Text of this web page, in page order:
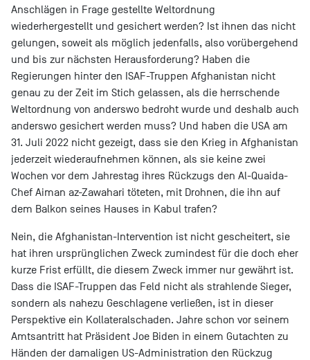
Anschlägen in Frage gestellte Weltordnung
wiederhergestellt und gesichert werden? Ist ihnen das nicht
gelungen, soweit als möglich jedenfalls, also vorübergehend
und bis zur nächsten Herausforderung? Haben die
Regierungen hinter den ISAF-Truppen Afghanistan nicht
genau zu der Zeit im Stich gelassen, als die herrschende
Weltordnung von anderswo bedroht wurde und deshalb auch
anderswo gesichert werden muss? Und haben die USA am
31. Juli 2022 nicht gezeigt, dass sie den Krieg in Afghanistan
jederzeit wiederaufnehmen können, als sie keine zwei
Wochen vor dem Jahrestag ihres Rückzugs den Al-Quaida-
Chef Aiman az-Zawahari töteten, mit Drohnen, die ihn auf
dem Balkon seines Hauses in Kabul trafen?
Nein, die Afghanistan-Intervention ist nicht gescheitert, sie
hat ihren ursprünglichen Zweck zumindest für die doch eher
kurze Frist erfüllt, die diesem Zweck immer nur gewährt ist.
Dass die ISAF-Truppen das Feld nicht als strahlende Sieger,
sondern als nahezu Geschlagene verließen, ist in dieser
Perspektive ein Kollateralschaden. Jahre schon vor seinem
Amtsantritt hat Präsident Joe Biden in einem Gutachten zu
Händen der damaligen US-Administration den Rückzug